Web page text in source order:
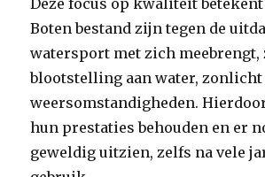
Deze focus op kwaliteit
Boten bestand zijn tegen de
watersport met zich meebrengt,
blootstelling aan water, zonlicht
weersomstandigheden.
hun prestaties behouden en er
geweldig uitzien, zelfs na vele